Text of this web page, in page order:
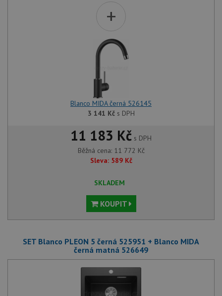
+
Blanco MIDA černá 526145
3 141 Kčs DPH
11 183 Kč s DPH
Běžná cena: 11 772 Kč
Sleva: 589 Kč
SKLADEM
KOUPIT
SET Blanco PLEON 5 černá 525951 + Blanco MIDA
černá matná 526649